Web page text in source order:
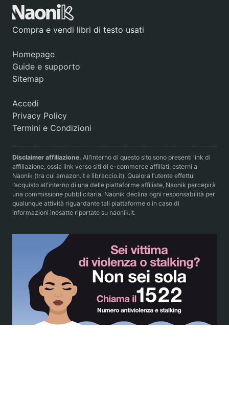
Compra e vendi libri di testo usati
Homepage
Guide e supporto
Sitemap
Accedi
Privacy Policy
Termini e Condizioni